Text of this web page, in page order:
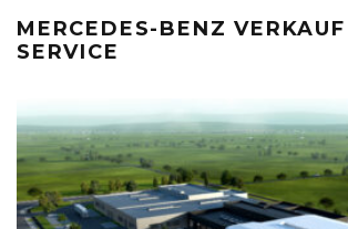
MERCEDES-BENZ
SERVICE